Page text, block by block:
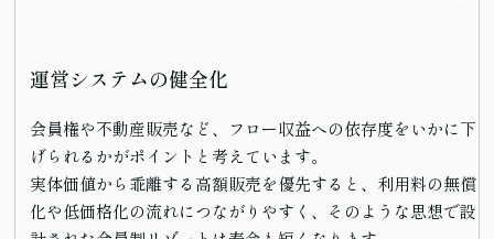
運営システムの健全化
会員権や不動産販売など、フロー収益への依存度をいかに下
げられるかがポイントと考えています。
実体価値から乖離する高額販売を優先すると、利用料の無償
化や低価格化の流れにつながりやすく、そのような思想で設